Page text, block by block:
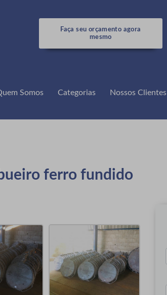
Faça seu orçamento agora
mesmo
Somos Categorias Nossos Clientes
ferro fundido